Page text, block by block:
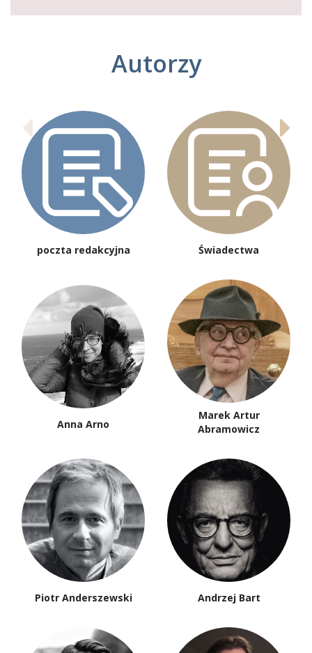
Autorzy
poczta redakcyjna Świadectwa
Anna Arno
Marek Artur
Abramowicz
Piotr Anderszewski Andrzej Bart